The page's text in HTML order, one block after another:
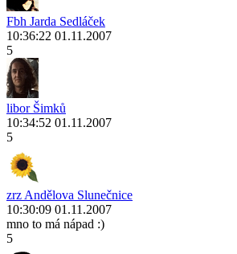
Fbh Jarda Sedláček
10:36:22 01.11.2007
5
libor Šimků
10:34:52 01.11.2007
5
zrz Andělova Slunečnice
10:30:09 01.11.2007
mno to má nápad :)
5